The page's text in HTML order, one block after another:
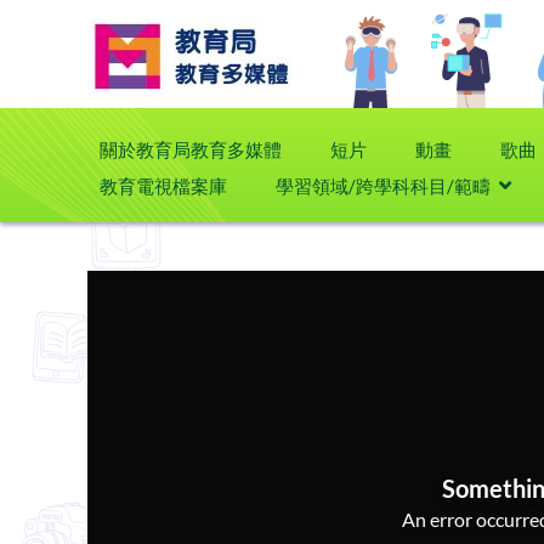
關於教育局教育多媒體 短片 動畫
歌曲
教育電視檔案庫
學習領域/跨學科科目/範疇
An error